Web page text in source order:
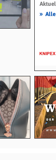
» Alle